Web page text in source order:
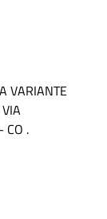
VARIANTE
CO .